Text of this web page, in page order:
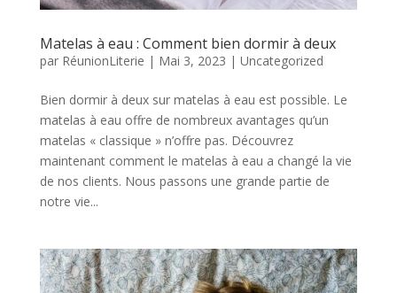
Matelas à eau : Comment bien dormir à deux
par RéunionLiterie | Mai 3, 2023 | Uncategorized
Bien dormir à deux sur matelas à eau est possible. Le
matelas à eau offre de nombreux avantages qu’un
matelas « classique » n’offre pas. Découvrez
maintenant comment le matelas à eau a changé la vie
de nos clients. Nous passons une grande partie de
notre vie...